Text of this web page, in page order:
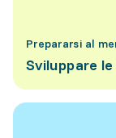
Prepararsi al
Sviluppare